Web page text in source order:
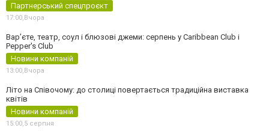
Партнерський спецпроєкт
17:00,Вчора
Вар’єте, театр, соул і блюзові джеми: серпень у Caribbean Club і
Pepper's Club
Новини компаній
13:00,Вчора
Літо на Співочому: до столиці повертається традиційна виставка
квітів
Новини компаній
15:00,5 серпня